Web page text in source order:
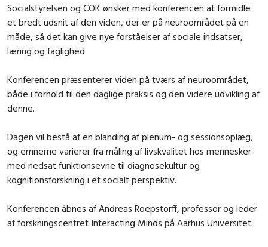
Socialstyrelsen og COK ønsker med konferencen at formidle
et bredt udsnit af den viden, der er på neuroområdet på en
måde, så det kan give nye forståelser af sociale indsatser,
læring og faglighed.
Konferencen præsenterer viden på tværs af neuroområdet,
både i forhold til den daglige praksis og den videre udvikling af
denne.
Dagen vil bestå af en blanding af plenum- og sessionsoplæg,
og emnerne varierer fra måling af livskvalitet hos mennesker
med nedsat funktionsevne til diagnosekultur og
kognitionsforskning i et socialt perspektiv.
Konferencen åbnes af Andreas Roepstorff, professor og leder
af forskningscentret Interacting Minds på Aarhus Universitet.